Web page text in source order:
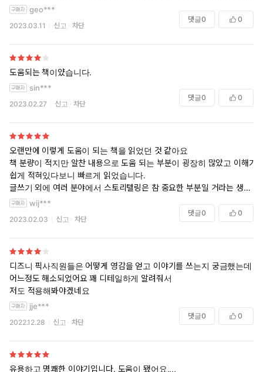
이 아니라 발표와 강의, 비즈니스, 인간관계까지 삶의 모든 영역에서 활용
감동적으로 상대방을 설득하고, 효과적으로 나의 생각을 전달하기 위해
어떤 전략을 짜야 하는지 알려 주는 짧지만 실용적인 책. 단순히 재미있는
이야기를 만드는 방법이 아니라, 일상과 업무 전반에서 활용할 수 있는 스
특히 대대로 장난감 가게를 운영하며 손님의 호기심을 자극하는 이야기
곁들여져 있어 읽는 재미도 쏠쏠했다. 이론만 나열하는 것이 아니라 실제
사례를 통해 “왜 이 이야기가 사람의 마음을 움직이는가”를 보여 주기 때
문에 훨씬 쉽게 이해된다.
책을 읽으며 가장 크게 공감한 것은 결국 사람은 논리보다 감정으로 움직
인다는 점이었다. 우리는 합리적으로 판단한다고 생각하지만, 대부분의
결정은 먼저 마음이 움직이고 나서야 이성이 이유를 찾아 붙인다. 그래서
스토리를 입은 메시지는 오래 기억되고 사람을 행동하게 만든다.
이 책은 작가나 콘텐츠 제작자만을 위한 책이 아니다. 발표를 해야 하는
사람, 아이를 가르치는 교사, 물건을 판매하는 사람, 누군가를 설득해야
하는 사람이라면 누구에게나 도움이 된다. ‘무엇을 말할 것인가’보다 ‘어
떻게 이야기할 것인가’가 훨씬 중요하다는 사실을 다시 한번 깨닫게 해
___________
우리가 살아가면서 내리는 모든 결정, 예컨대 무슨 신발을 신을지, 누구와
사귈지, 어떤 공연을 관람할지 등은 감정을 토대로 내려진다. 큰 결정이든
geo***
2023.03.11 신고 차단
댓글0 0
도움되는 책이얐습니다.
sin***
2023.02.27 신고 차단
댓글0 0
오랜만에 이렇게 도움이 되는 책을 읽었던 것 같아요
책 분량이 적지만 알찬 내용으로 도움 되는 부분이 굉장히 많았고 이해가
쉽게 적혀있다보니 빠르게 읽었습니다.
글쓰기 외에 여러 분야에서 스토리텔링은 참 중요한 부분일 거라는 생각
을 해 왔지만 이렇게 구체적으로 설명되어있고 실질적으로 어떤 식으로
하면 좋을지 여러 실제 사례들과 보니 굉장히 큰 도움이 되었습니다.
책을 따로 구입해서 소장하고 싶을 만큼 유용한 내용들이 있고 아주 좋습
니다. 몇번이고 읽어볼 것 같습니다.
wij***
2023.02.03 신고 차단
댓글0 0
디즈니 픽사직원들은 어떻게 영감을 얻고 이야기를 쓰는지 궁금했는데
어느정도 해소되었어요 꽤 디테일하게 알려줘서
저도 적용해봐야겠네요
jje***
2022.12.28 신고 차단
댓글0 0
유용하고 명쾌한 이야기입니다. 도움이 됐어요,,,,